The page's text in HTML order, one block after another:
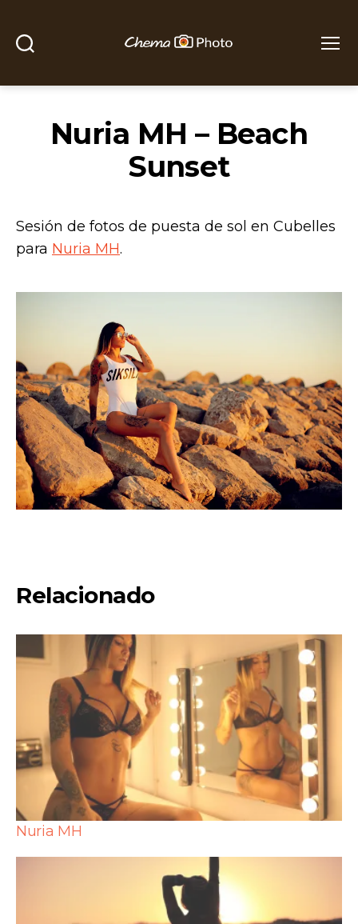
Photo
Nuria MH – Beach
Sunset
Sesión de fotos de puesta de sol en Cubelles
para Nuria MH.
Relacionado
Nuria MH